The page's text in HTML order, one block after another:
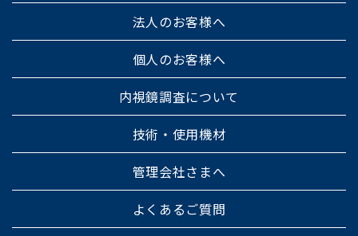
法人のお客様へ
個人のお客様へ
内視鏡調査について
技術・使用機材
管理会社さまへ
よくあるご質問